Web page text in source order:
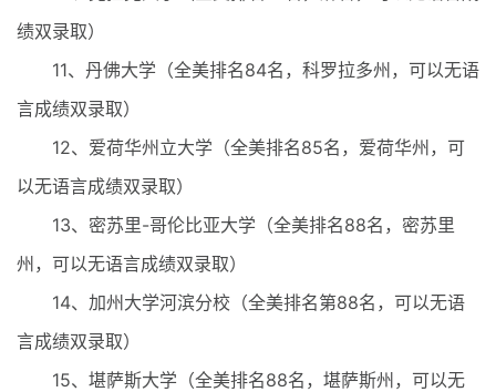
绩双录取）
11、丹佛大学（全美排名84名，科罗拉多州，可以无语
言成绩双录取）
12、爱荷华州立大学（全美排名85名，爱荷华州，可
以无语言成绩双录取）
13、密苏里-哥伦比亚大学（全美排名88名，密苏里
州，可以无语言成绩双录取）
14、加州大学河滨分校（全美排名第88名，可以无语
言成绩双录取）
15、堪萨斯大学（全美排名88名，堪萨斯州，可以无